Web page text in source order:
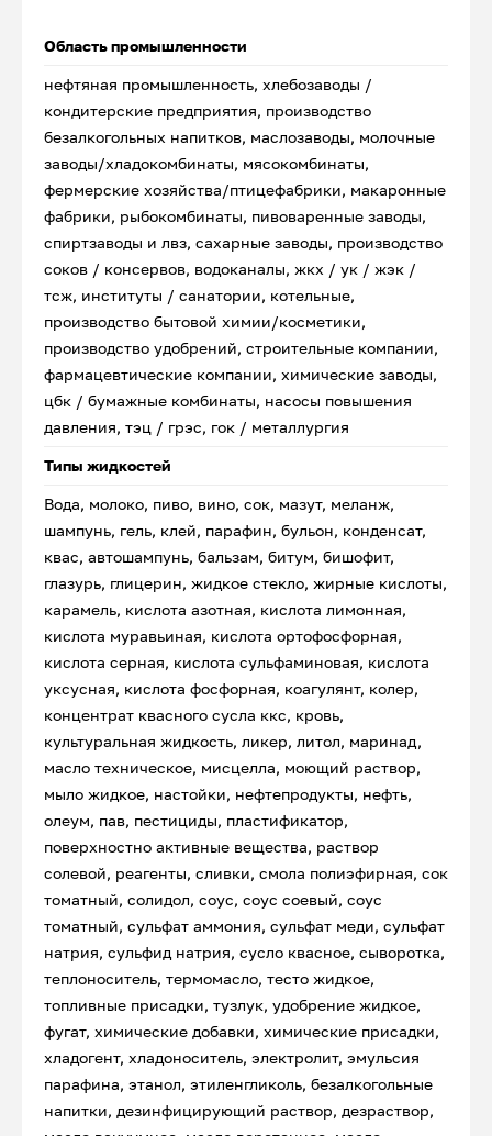
Область промышленности
нефтяная промышленность, хлебозаводы /
кондитерские предприятия, производство
безалкогольных напитков, маслозаводы, молочные
заводы/хладокомбинаты, мясокомбинаты,
фермерские хозяйства/птицефабрики, макаронные
фабрики, рыбокомбинаты, пивоваренные заводы,
спиртзаводы и лвз, сахарные заводы, производство
соков / консервов, водоканалы, жкх / ук / жэк /
тсж, институты / санатории, котельные,
производство бытовой химии/косметики,
производство удобрений, строительные компании,
фармацевтические компании, химические заводы,
цбк / бумажные комбинаты, насосы повышения
давления, тэц / грэс, гок / металлургия
Типы жидкостей
Вода, молоко, пиво, вино, сок, мазут, меланж,
шампунь, гель, клей, парафин, бульон, конденсат,
квас, автошампунь, бальзам, битум, бишофит,
глазурь, глицерин, жидкое стекло, жирные кислоты,
карамель, кислота азотная, кислота лимонная,
кислота муравьиная, кислота ортофосфорная,
кислота серная, кислота сульфаминовая, кислота
уксусная, кислота фосфорная, коагулянт, колер,
концентрат квасного сусла ккс, кровь,
культуральная жидкость, ликер, литол, маринад,
масло техническое, мисцелла, моющий раствор,
мыло жидкое, настойки, нефтепродукты, нефть,
олеум, пав, пестициды, пластификатор,
поверхностно активные вещества, раствор
солевой, реагенты, сливки, смола полиэфирная, сок
томатный, солидол, соус, соус соевый, соус
томатный, сульфат аммония, сульфат меди, сульфат
натрия, сульфид натрия, сусло квасное, сыворотка,
теплоноситель, термомасло, тесто жидкое,
топливные присадки, тузлук, удобрение жидкое,
фугат, химические добавки, химические присадки,
хладогент, хладоноситель, электролит, эмульсия
парафина, этанол, этиленгликоль, безалкогольные
напитки, дезинфицирующий раствор, дезраствор,